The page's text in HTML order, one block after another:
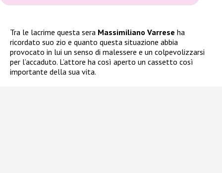
Tra le lacrime questa sera Massimiliano Varrese ha
ricordato suo zio e quanto questa situazione abbia
provocato in lui un senso di malessere e un colpevolizzarsi
per l’accaduto. L’attore ha così aperto un cassetto così
importante della sua vita.